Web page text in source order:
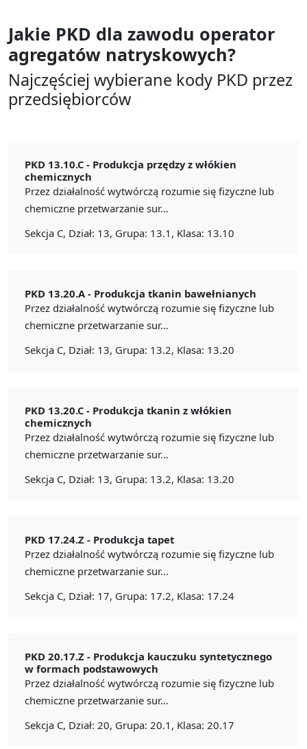
Jakie PKD dla zawodu operator
agregatów natryskowych?
Najczęściej wybierane kody PKD przez
przedsiębiorców
PKD 13.10.C - Produkcja przędzy z włókien
chemicznych
Przez działalność wytwórczą rozumie się fizyczne lub
chemiczne przetwarzanie sur...
Sekcja C, Dział: 13, Grupa: 13.1, Klasa: 13.10
PKD 13.20.A - Produkcja tkanin bawełnianych
Przez działalność wytwórczą rozumie się fizyczne lub
chemiczne przetwarzanie sur...
Sekcja C, Dział: 13, Grupa: 13.2, Klasa: 13.20
PKD 13.20.C - Produkcja tkanin z włókien
chemicznych
Przez działalność wytwórczą rozumie się fizyczne lub
chemiczne przetwarzanie sur...
Sekcja C, Dział: 13, Grupa: 13.2, Klasa: 13.20
PKD 17.24.Z - Produkcja tapet
Przez działalność wytwórczą rozumie się fizyczne lub
chemiczne przetwarzanie sur...
Sekcja C, Dział: 17, Grupa: 17.2, Klasa: 17.24
PKD 20.17.Z - Produkcja kauczuku syntetycznego
w formach podstawowych
Przez działalność wytwórczą rozumie się fizyczne lub
chemiczne przetwarzanie sur...
Sekcja C, Dział: 20, Grupa: 20.1, Klasa: 20.17